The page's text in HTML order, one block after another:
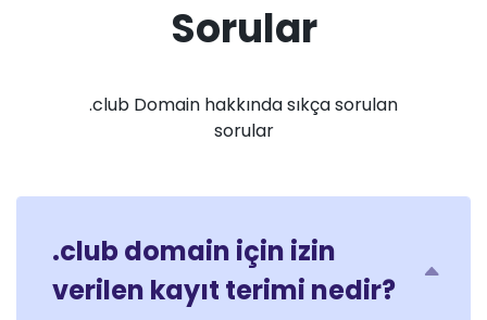
Sorular
.club Domain hakkında sıkça sorulan
sorular
.club domain için izin
verilen kayıt terimi nedir?